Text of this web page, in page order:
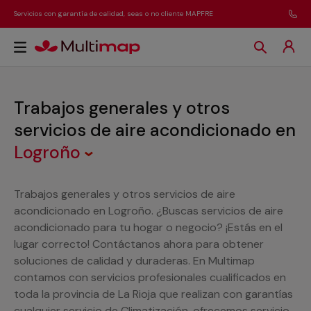
Servicios con garantía de calidad, seas o no cliente MAPFRE
Trabajos generales y otros
servicios de aire acondicionado en
Logroño
Trabajos generales y otros servicios de aire
acondicionado en Logroño. ¿Buscas servicios de aire
acondicionado para tu hogar o negocio? ¡Estás en el
lugar correcto! Contáctanos ahora para obtener
soluciones de calidad y duraderas. En Multimap
contamos con servicios profesionales cualificados en
toda la provincia de La Rioja que realizan con garantías